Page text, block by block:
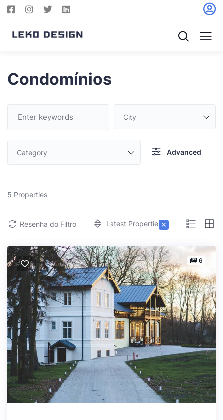
Condomínios
City
Category Advanced
5 Properties
Resenha do Filtro ×
Latest Properties
6